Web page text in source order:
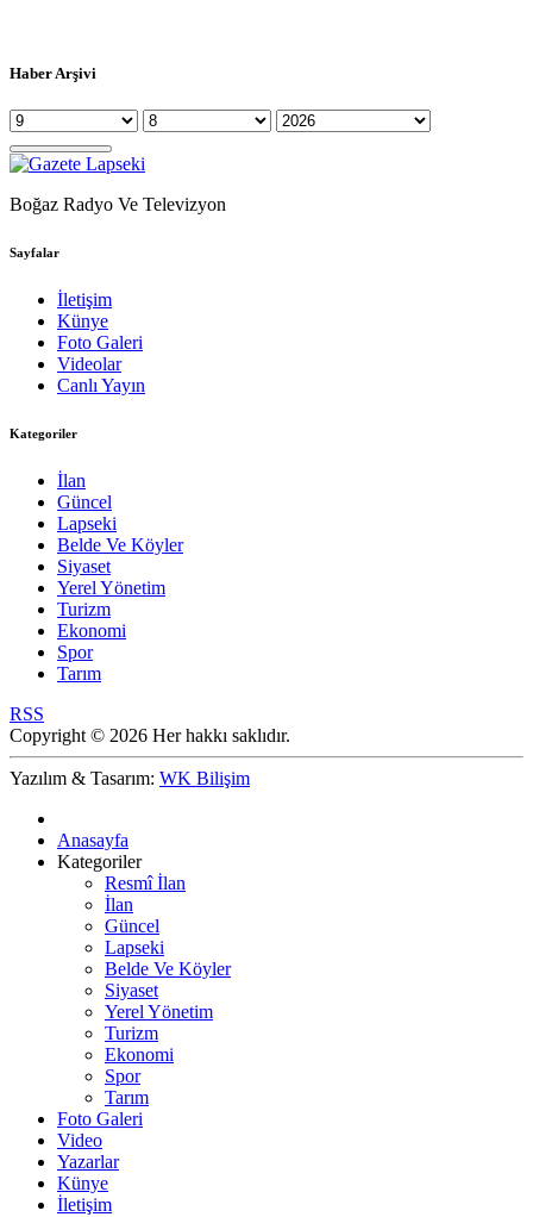
Haber Arşivi
Boğaz Radyo Ve Televizyon
Sayfalar
İletişim
Künye
Foto Galeri
Videolar
Canlı Yayın
Kategoriler
İlan
Güncel
Lapseki
Belde Ve Köyler
Siyaset
Yerel Yönetim
Turizm
Ekonomi
Spor
Tarım
RSS
Copyright © 2026 Her hakkı saklıdır.
Yazılım & Tasarım: WK Bilişim
Anasayfa
Kategoriler
Resmî İlan
İlan
Güncel
Lapseki
Belde Ve Köyler
Siyaset
Yerel Yönetim
Turizm
Ekonomi
Spor
Tarım
Foto Galeri
Video
Yazarlar
Künye
İletişim